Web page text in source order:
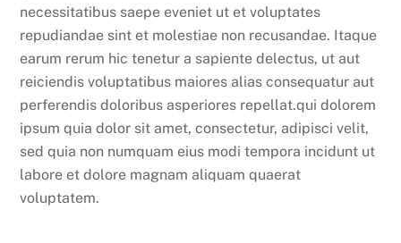
necessitatibus saepe eveniet ut et voluptates
repudiandae sint et molestiae non recusandae. Itaque
earum rerum hic tenetur a sapiente delectus, ut aut
reiciendis voluptatibus maiores alias consequatur aut
perferendis doloribus asperiores repellat.qui dolorem
ipsum quia dolor sit amet, consectetur, adipisci velit,
sed quia non numquam eius modi tempora incidunt ut
labore et dolore magnam aliquam quaerat
voluptatem.